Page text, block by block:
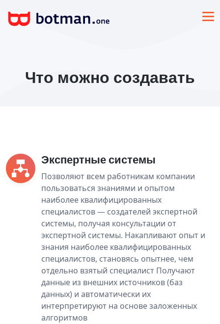
Что можно создавать
Экспертные системы
Позволяют всем работникам компании
пользоваться знаниями и опытом
наиболее квалифицированных
специалистов — создателей экспертной
системы, получая консультации от
экспертной системы. Накапливают опыт и
знания наиболее квалифицированных
специалистов, становясь опытнее, чем
отдельно взятый специалист Получают
данные из внешних источников (баз
данных) и автоматически их
интерпретируют на основе заложенных
алгоритмов